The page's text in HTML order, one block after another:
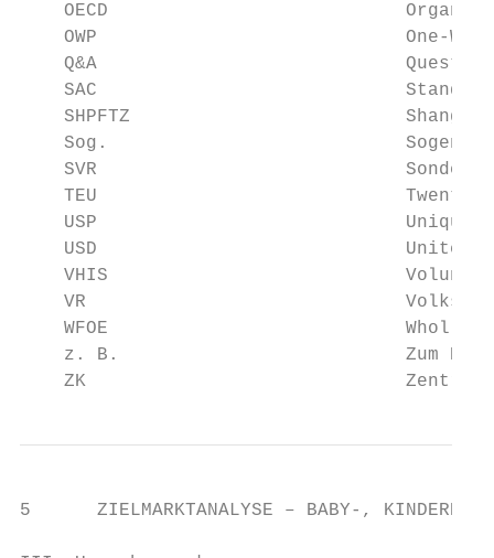
OECD
OWP                            One-
Q&A
SAC
SHPFTZ
Sog.
SVR
TEU
USP                            Unique
USD                            United
VHIS
VR
WFOE                           Wholly
z. B.                          Zum
ZK
5      ZIELMARKTANALYSE – BABY-,